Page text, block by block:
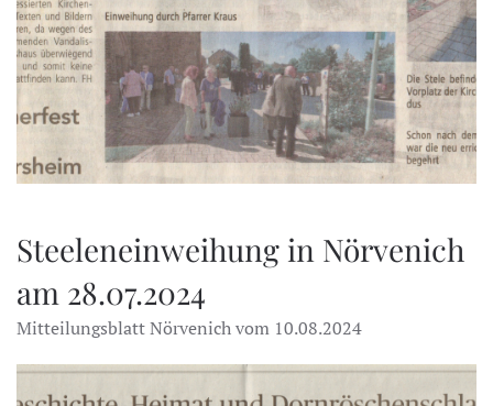
Steeleneinweihung in Nörvenich
am 28.07.2024
Mitteilungsblatt Nörvenich vom 10.08.2024